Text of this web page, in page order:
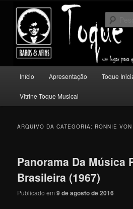
conteúdo
principal
conteúdo
secundário
Toque Musical
Um lugar para quem escuta música com
principal
Início Apresentação Toque
Vitrine Toque Musical
ARQUIVO DA CATEGORIA: RONNIE VON
Panorama Da Música
Brasileira (1967)
Publicado em9 de agosto de 2016